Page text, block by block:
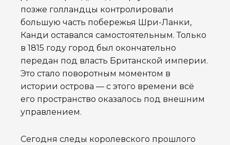
позже голландцы контролировали
большую часть побережья Шри-Ланки,
Канди оставался самостоятельным. Только
в 1815 году город был окончательно
передан под власть Британской империи.
Это стало поворотным моментом в
истории острова — с этого времени всё
его пространство оказалось под внешним
управлением.
Сегодня следы королевского прошлого